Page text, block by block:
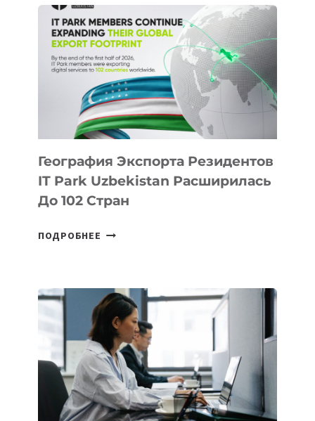
НОВЫЕ
ПРЕДМЕТЫ
ПО
ИСКУССТВЕННОМУ
ИНТЕЛЛЕКТУ
География Экспорта Резидентов
IT Park Uzbekistan Расширилась
До 102 Стран
ПОДРОБНЕЕ ГЕОГРАФИЯ
PARK
UZBEKISTAN
РАСШИРИЛАСЬ
ДО
102
СТРАН